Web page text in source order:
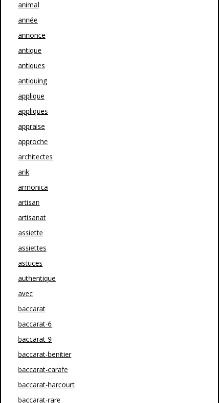
animal
année
annonce
antique
antiques
antiquing
applique
appliques
appraise
approche
architectes
arik
armonica
artisan
artisanat
assiette
assiettes
astuces
authentique
avec
baccarat
baccarat-6
baccarat-9
baccarat-benitier
baccarat-carafe
baccarat-harcourt
baccarat-rare